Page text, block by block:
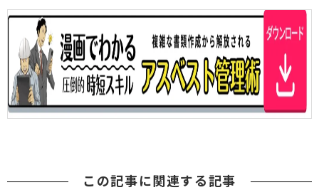
この記事に関連する記事